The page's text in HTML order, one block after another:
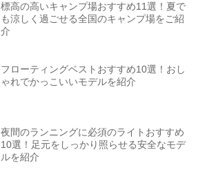
標高の高いキャンプ場おすすめ11選！夏で
も涼しく過ごせる全国のキャンプ場をご紹
介
フローティングベストおすすめ10選！おし
ゃれでかっこいいモデルを紹介
夜間のランニングに必須のライトおすすめ
10選！足元をしっかり照らせる安全なモデ
ルを紹介